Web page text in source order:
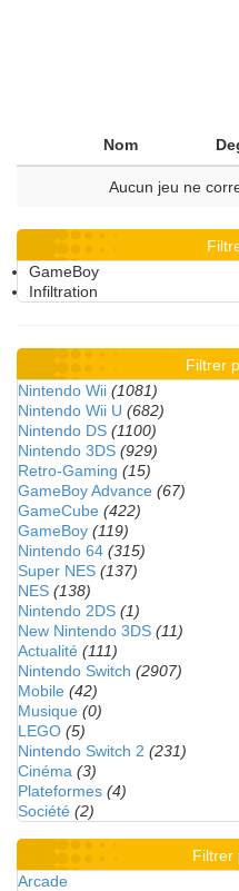
Nom
Aucun jeu ne
GameBoy
Infiltration
Filtrer
Nintendo Wii (1081)
Nintendo Wii U (682)
Nintendo DS (1100)
Nintendo 3DS (929)
Retro-Gaming (15)
GameBoy Advance (67)
GameCube (422)
GameBoy (119)
Nintendo 64 (315)
Super NES (137)
NES (138)
Nintendo 2DS (1)
New Nintendo 3DS (11)
Actualité (111)
Nintendo Switch (2907)
Mobile (42)
Musique (0)
LEGO (5)
Nintendo Switch 2 (231)
Cinéma (3)
Plateformes (4)
Société (2)
Filtrer
Arcade